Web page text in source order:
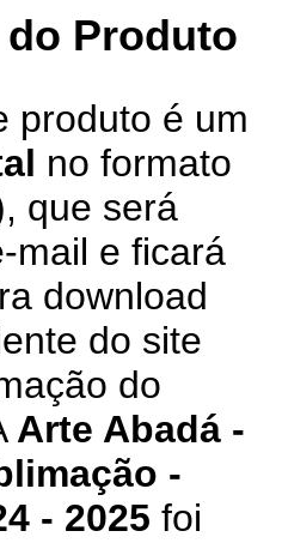
Produto
produto é um
no formato
que será
mail e ficará
download
do site
do
Arte Abadá -
-
- 2025 foi